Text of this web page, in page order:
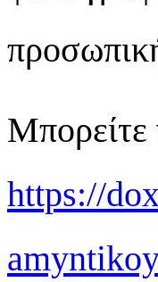
Μπορείτε
https://